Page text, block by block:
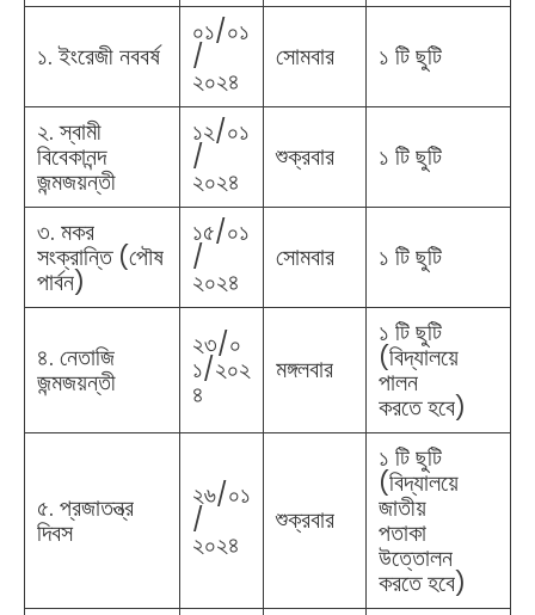
১. ইংরেজী নববর্ষ
০১/০১
/
২০২৪
সোমবার ১ টি ছুটি
২. স্বামী
বিবেকানন্দ
জন্মজয়ন্তী
১২/০১
/
২০২৪
শুক্রবার ১ টি ছুটি
৩. মকর
সংক্রান্তি (পৌষ
পার্বন)
১৫/০১
/
২০২৪
সোমবার ১ টি ছুটি
৪. নেতাজি
জন্মজয়ন্তী
২৩/০
১/২০২
৪
মঙ্গলবার
১ টি ছুটি
(বিদ্যালয়ে
পালন
করতে হবে)
৫. প্রজাতন্ত্র
দিবস
২৬/০১
/
২০২৪
শুক্রবার
১ টি ছুটি
(বিদ্যালয়ে
জাতীয়
পতাকা
উত্তোলন
করতে হবে)